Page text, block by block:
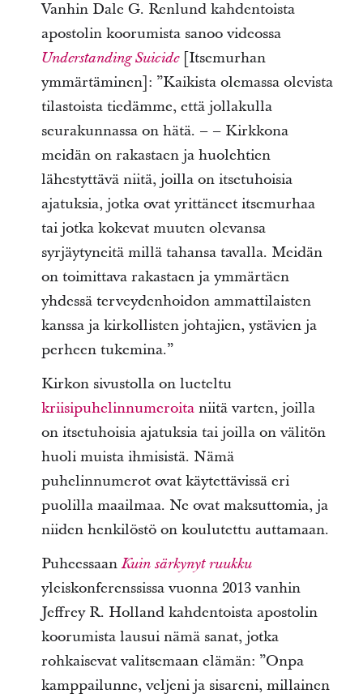
Vanhin Dale G. Renlund kahdentoista
apostolin koorumista sanoo videossa
Understanding Suicide[Itsemurhan
ymmärtäminen]: ”Kaikista olemassa olevista
tilastoista tiedämme, että jollakulla
seurakunnassa on hätä. – – Kirkkona
meidän on rakastaen ja huolehtien
lähestyttävä niitä, joilla on itsetuhoisia
ajatuksia, jotka ovat yrittäneet itsemurhaa
tai jotka kokevat muuten olevansa
syrjäytyneitä millä tahansa tavalla. Meidän
on toimittava rakastaen ja ymmärtäen
yhdessä terveydenhoidon ammattilaisten
kanssa ja kirkollisten johtajien, ystävien ja
perheen tukemina.”
Kirkon sivustolla on lueteltu
kriisipuhelinnumeroitaniitä varten, joilla
on itsetuhoisia ajatuksia tai joilla on välitön
huoli muista ihmisistä. Nämä
puhelinnumerot ovat käytettävissä eri
puolilla maailmaa. Ne ovat maksuttomia, ja
niiden henkilöstö on koulutettu auttamaan.
PuheessaanKuin särkynyt ruukku
yleiskonferenssissa vuonna 2013 vanhin
Jeffrey R. Holland kahdentoista apostolin
koorumista lausui nämä sanat, jotka
rohkaisevat valitsemaan elämän: ”Onpa
kamppailunne, veljeni ja sisareni, millainen